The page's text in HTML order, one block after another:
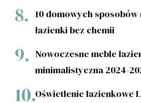
10 domowych sposobów
łazienki bez chemii
Nowoczesne meble
minimalistyczna 2024-
Oświetlenie łazienkowe